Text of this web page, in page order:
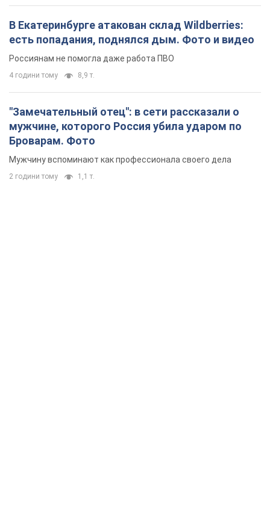
мужчине, которого Россия убила ударом по
Броварам. Фото
Мужчину вспоминают как профессионала своего дела
2 години тому 1,1 т.